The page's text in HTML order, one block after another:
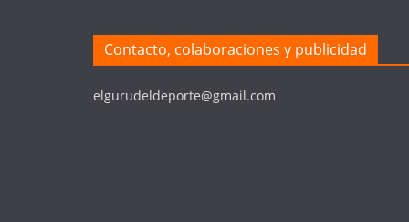
Contacto, colaboraciones y publicidad
elgurudeldeporte@gmail.com